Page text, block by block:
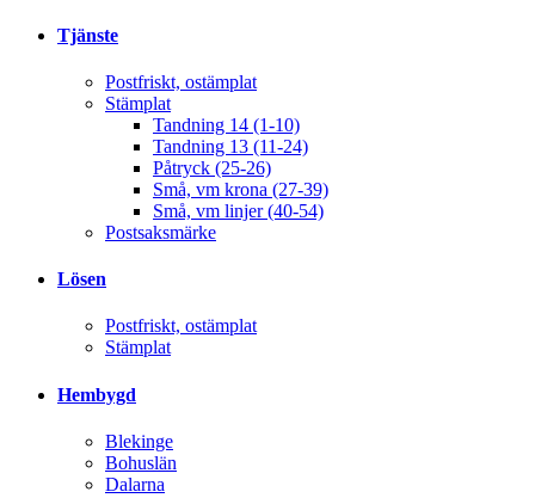
Tjänste
Postfriskt, ostämplat
Stämplat
Tandning 14 (1-10)
Tandning 13 (11-24)
Påtryck (25-26)
Små, vm krona (27-39)
Små, vm linjer (40-54)
Postsaksmärke
Lösen
Postfriskt, ostämplat
Stämplat
Hembygd
Blekinge
Bohuslän
Dalarna